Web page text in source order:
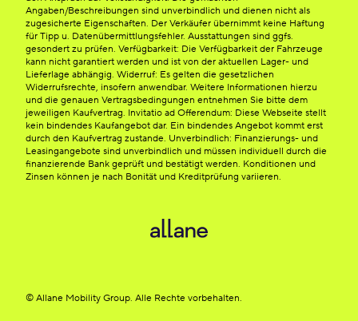
Angaben/Beschreibungen sind unverbindlich und dienen nicht als
zugesicherte Eigenschaften. Der Verkäufer übernimmt keine Haftung
für Tipp u. Datenübermittlungsfehler. Ausstattungen sind ggfs.
gesondert zu prüfen. Verfügbarkeit: Die Verfügbarkeit der Fahrzeuge
kann nicht garantiert werden und ist von der aktuellen Lager- und
Lieferlage abhängig. Widerruf: Es gelten die gesetzlichen
Widerrufsrechte, insofern anwendbar. Weitere Informationen hierzu
und die genauen Vertragsbedingungen entnehmen Sie bitte dem
jeweiligen Kaufvertrag. Invitatio ad Offerendum: Diese Webseite stellt
kein bindendes Kaufangebot dar. Ein bindendes Angebot kommt erst
durch den Kaufvertrag zustande. Unverbindlich: Finanzierungs- und
Leasingangebote sind unverbindlich und müssen individuell durch die
finanzierende Bank geprüft und bestätigt werden. Konditionen und
Zinsen können je nach Bonität und Kreditprüfung variieren.
© Allane Mobility Group. Alle Rechte vorbehalten.